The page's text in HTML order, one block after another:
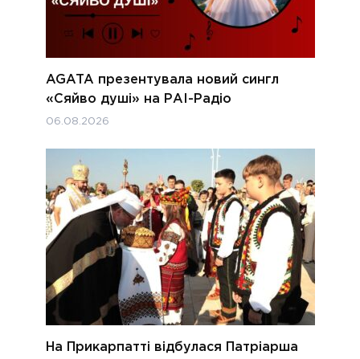
AGATA презентувала новий сингл
«Сяйво душі» на РАІ-Радіо
06.08.2026
На Прикарпатті відбулася Патріарша